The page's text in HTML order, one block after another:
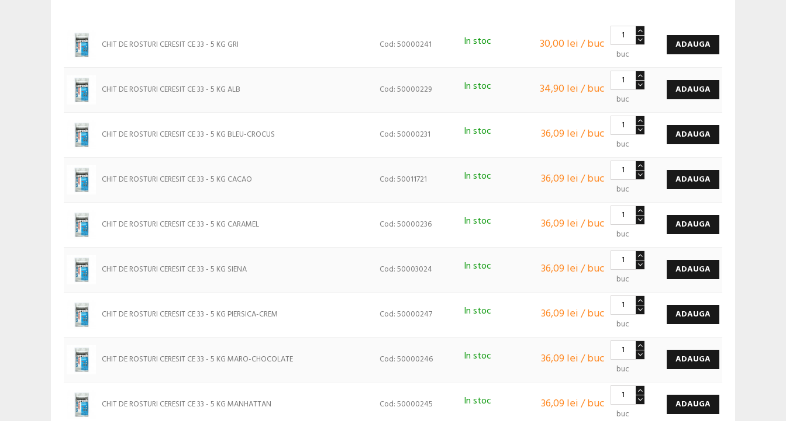
CHIT DE ROSTURI CERESIT CE 33 - 5 KG GRI Cod: 50000241 In stoc 30,00 lei / buc
buc
ADAUGA
CHIT DE ROSTURI CERESIT CE 33 - 5 KG ALB Cod: 50000229 In stoc 34,90 lei / buc
buc
ADAUGA
CHIT DE ROSTURI CERESIT CE 33 - 5 KG BLEU-CROCUS Cod: 50000231 In stoc 36,09 lei / buc
buc
ADAUGA
CHIT DE ROSTURI CERESIT CE 33 - 5 KG CACAO Cod: 50011721 In stoc 36,09 lei / buc
buc
ADAUGA
CHIT DE ROSTURI CERESIT CE 33 - 5 KG CARAMEL Cod: 50000236 In stoc 36,09 lei / buc
buc
ADAUGA
CHIT DE ROSTURI CERESIT CE 33 - 5 KG SIENA Cod: 50003024 In stoc 36,09 lei / buc
buc
ADAUGA
CHIT DE ROSTURI CERESIT CE 33 - 5 KG PIERSICA-CREM Cod: 50000247 In stoc 36,09 lei / buc
buc
ADAUGA
CHIT DE ROSTURI CERESIT CE 33 - 5 KG MARO-CHOCOLATE Cod: 50000246 In stoc 36,09 lei / buc
buc
ADAUGA
CHIT DE ROSTURI CERESIT CE 33 - 5 KG MANHATTAN Cod: 50000245 In stoc 36,09 lei / buc
buc
ADAUGA